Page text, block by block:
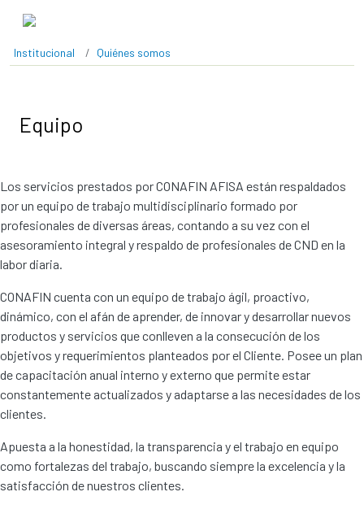
Institucional Quiénes somos
Equipo
Los servicios prestados por CONAFIN AFISA están respaldados
por un equipo de trabajo multidisciplinario formado por
profesionales de diversas áreas, contando a su vez con el
asesoramiento integral y respaldo de profesionales de CND en la
labor diaria.
CONAFIN cuenta con un equipo de trabajo ágil, proactivo,
dinámico, con el afán de aprender, de innovar y desarrollar nuevos
productos y servicios que conlleven a la consecución de los
objetivos y requerimientos planteados por el Cliente. Posee un plan
de capacitación anual interno y externo que permite estar
constantemente actualizados y adaptarse a las necesidades de los
clientes.
Apuesta a la honestidad, la transparencia y el trabajo en equipo
como fortalezas del trabajo, buscando siempre la excelencia y la
satisfacción de nuestros clientes.